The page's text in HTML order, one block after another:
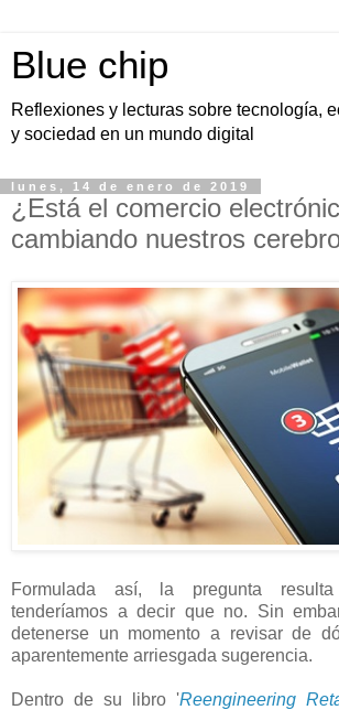
Blue chip
Reflexiones y lecturas sobre tecnología,
y sociedad en un mundo digital
lunes, 14 de enero de 2019
¿Está el comercio
cambiando nuestros
Formulada así, la pregunta
tenderíamos a decir que no. Sin
detenerse un momento a revisar de
aparentemente arriesgada sugerencia.
Dentro de su libro 'Reengineering